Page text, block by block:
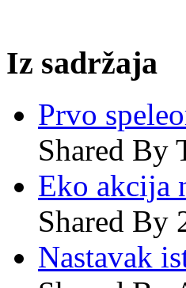
Iz sadržaja
Prvo
Shared By
Eko akcija
Shared By
Nastavak